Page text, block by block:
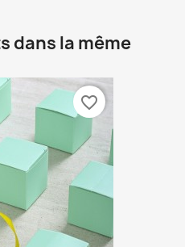
dans la même
favorite_border